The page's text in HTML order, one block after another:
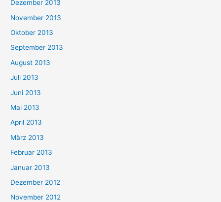
Dezember 2013
November 2013
Oktober 2013
September 2013
August 2013
Juli 2013
Juni 2013
Mai 2013
April 2013
März 2013
Februar 2013
Januar 2013
Dezember 2012
November 2012